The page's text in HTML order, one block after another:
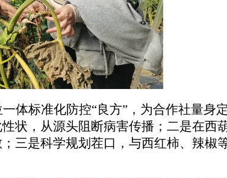
体标准化防控“良方”，为合作社量身
状，从源头阻断病害传播；二是在西
三是科学规划茬口，与西红柿、辣椒